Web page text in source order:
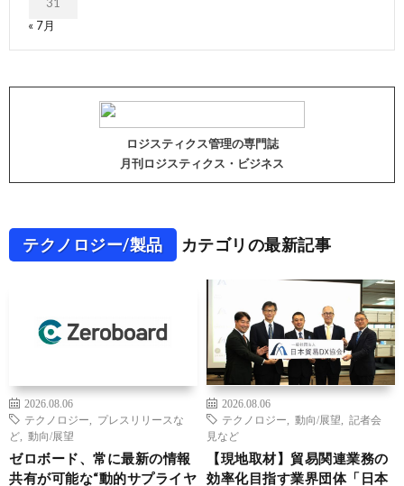
« 7月
ロジスティクス管理の専門誌
月刊ロジスティクス・ビジネス
テクノロジー/製品 カテゴリの最新記事
2026.08.06
テクノロジー
プレスリリースな
ど
動向/展望
ゼロボード、常に最新の情報
共有が可能な“動的サプライヤ
2026.08.06
テクノロジー
動向/展望
記者会
見など
【現地取材】貿易関連業務の
効率化目指す業界団体「日本